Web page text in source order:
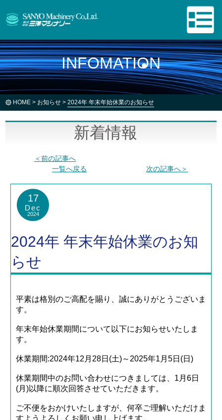
INFOMATION
HOME > お知らせ >2024年 年末年始休業のお知らせ
新着情報
＜前の記事へ
一覧へ戻る
次の記事へ＞
17
Dec
2024
2024年 年末年始休業のお知
らせ
平素は格別のご高配を賜り、誠にありがとうございま
す。
年末年始休業期間について以下にお知らせいたしま
す。
休業期間:2024年12月28日(土)～2025年1月5日(日)
休業期間中のお問い合わせにつきましては、1月6日
(月)以降に順次回答させていただきます。
ご不便をおかけいたしますが、何卒ご理解いただけま
すようよろしくお願い申し上げます。